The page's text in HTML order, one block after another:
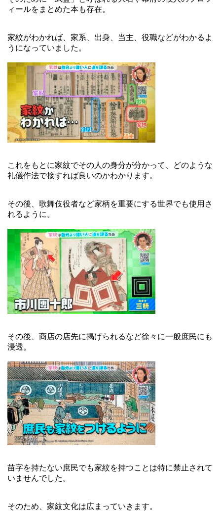
ィールをまとめた本も存在。
家紋がわかれば、家系、出身、当主、役職などがわかるよ
うになっていました。
これをもとに家紋でその人の身分が分かって、どのような
礼儀作法で接すれば良いのかわかります。
その後、歌舞伎役者など家柄を重要にする世界でも使用さ
れるように。
その後、商店の店先に掲げられるなど徐々に一般庶民にも
浸透。
苗字を持たない庶民でも家紋を持つことは特に禁止されて
いませんでした。
そのため、家紋文化は広まっていきます。